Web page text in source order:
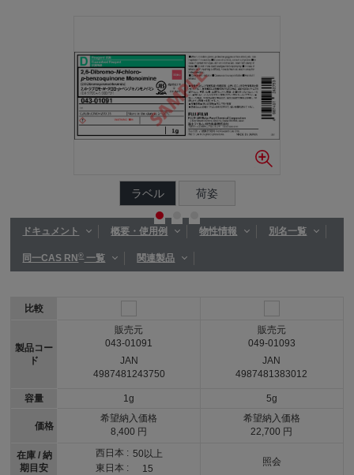
ラベル 荷姿
ドキュメント 概要・使用例 物性情報 別名一覧
同一CAS RN®一覧 関連製品
比較
製品コー
ド
容量
価格
在庫 / 納
期目安
販売元
043-01091
JAN
4987481243750
1g
希望納入価格
8,400 円
西日本 : 50以上
東日本 :
15
販売元
049-01093
JAN
4987481383012
5g
希望納入価格
22,700 円
照会